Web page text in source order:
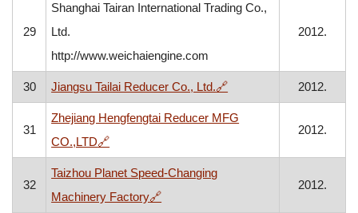
29
Shanghai Tairan International Trading Co.,
Ltd.
http://www.weichaiengine.com
2012.
30 Jiangsu Tailai Reducer Co., Ltd.🔗, otvara se u novom
2012.
31
Zhejiang Hengfengtai Reducer MFG
CO.,LTD🔗, otvara se u novom prozoru
2012.
32
Taizhou Planet Speed-Changing
Machinery Factory🔗, otvara se u novom prozoru
2012.